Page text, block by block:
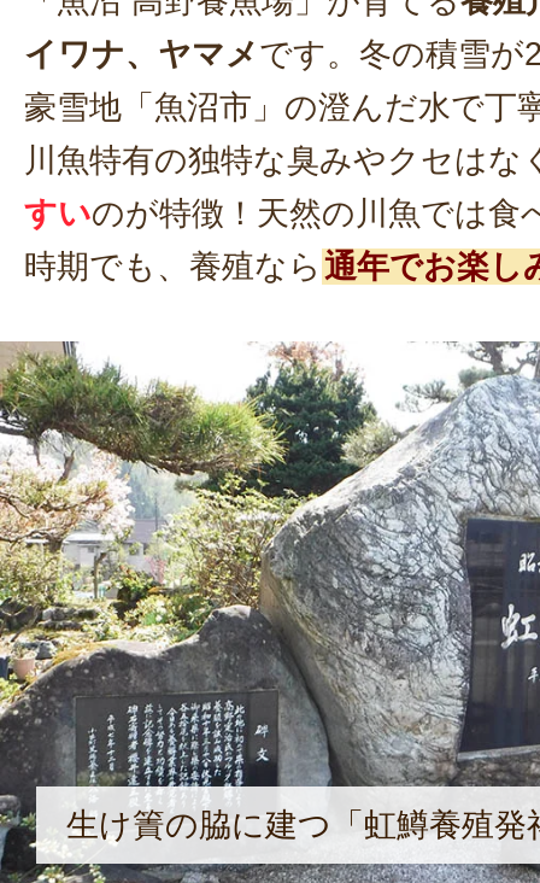
イワナ、ヤマメです。冬の積雪が
豪雪地「魚沼市」の澄んだ水で丁
川魚特有の独特な臭みやクセはな
すいのが特徴！天然の川魚では食
時期でも、養殖なら 通年でお楽し
生け簀の脇に建つ「虹鱒養殖発